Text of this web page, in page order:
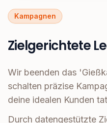
Kampagnen
Zielgerichtete
Wir beenden das
schalten präzise
deine idealen Kunden
Durch datengestützte